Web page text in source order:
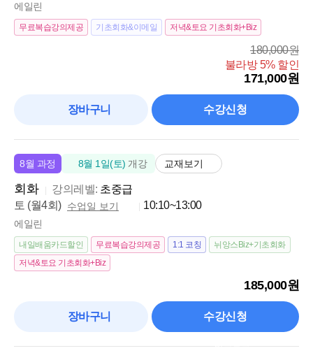
에일린
무료복습강의제공 기초회화&이메일 저녁&토요 기초회화+Biz
180,000원
불라방 5% 할인
171,000원
장바구니 수강신청
8월 과정 8월 1일(토) 개강 교재보기
회화 강의레벨: 초중급
토 (월4회) 수업일 보기 10:10~13:00
에일린
내일배움카드할인 무료복습강의제공 1:1 코칭
뉘앙스Biz+기초회화
저녁&토요 기초회화+Biz
185,000원
장바구니 수강신청
마감임박